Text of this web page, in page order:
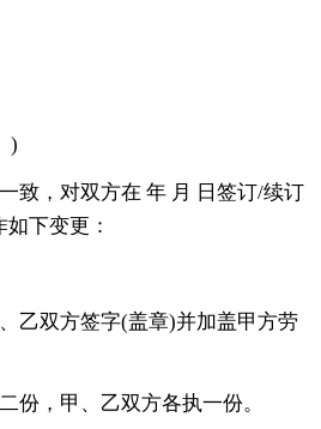
)
致，对双方在 年 月 日签订/续订
下变更：
乙双方签字(盖章)并加盖甲方劳
份，甲、乙双方各执一份。